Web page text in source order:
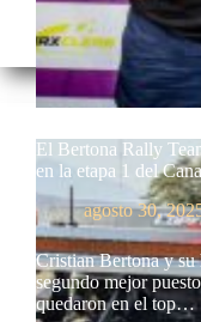
El Bertona Rally
en la etapa 1 del
agosto 30,
Cristian Bertona y
segundo mejor
quedaron en el top…